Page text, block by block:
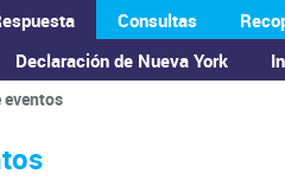
Declaración de Nueva York
Consultas
eventos